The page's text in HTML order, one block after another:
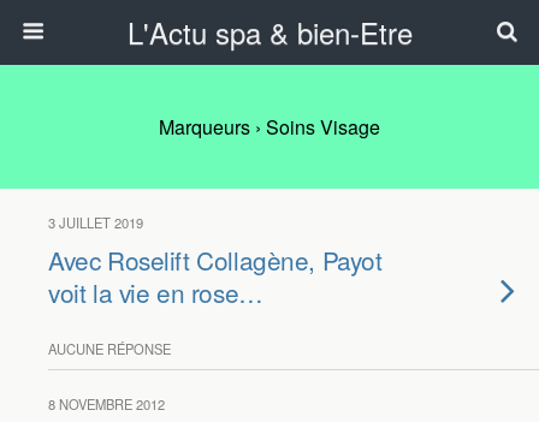
L'Actu spa & bien-Etre
Marqueurs › Soins Visage
3 JUILLET 2019
Avec Roselift Collagène, Payot
voit la vie en rose…
AUCUNE RÉPONSE
8 NOVEMBRE 2012